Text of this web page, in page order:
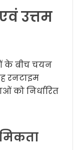
उत्तम
के बीच चयन
रनटाइम
को निर्धारित